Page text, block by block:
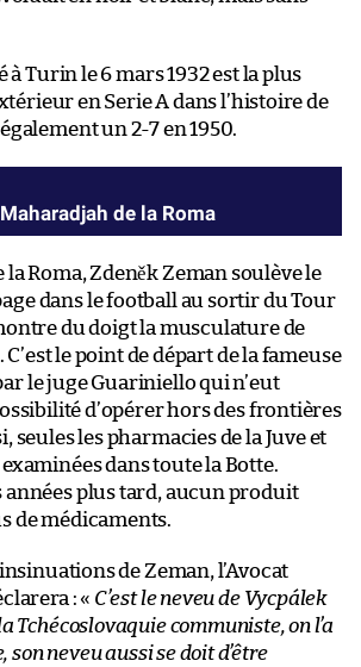
à Turin le 6 mars 1932 est la plus
en Serie A dans l’histoire de
un 2-7 en 1950.
de la Roma
Roma, Zdeněk Zeman soulève le
dans le football au sortir du Tour
du doigt la musculature de
le point de départ de la fameuse
le juge Guariniello qui n’eut
d’opérer hors des frontières
seules les pharmacies de la Juve et
dans toute la Botte.
années plus tard, aucun produit
de médicaments.
de Zeman, l’Avocat
: « C’est le neveu de Vycpálek
Tchécoslovaquie communiste, on l’a
neveu aussi se doit d’être